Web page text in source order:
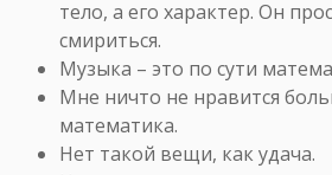
тело, а его характер. Он
смириться.
Музыка – это по сути
Мне ничто не нравится
математика.
Нет такой вещи, как удача.